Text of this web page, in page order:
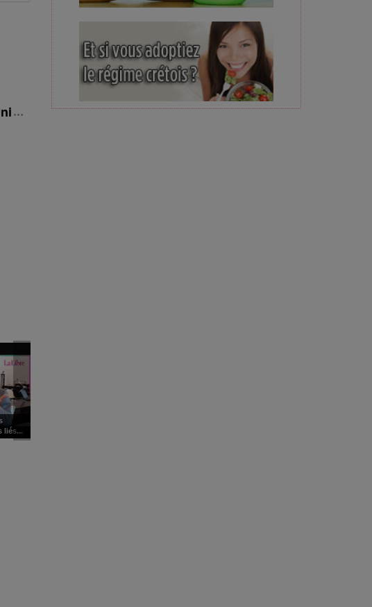
son niveau d'alerte, une première en 7 mois
liés...